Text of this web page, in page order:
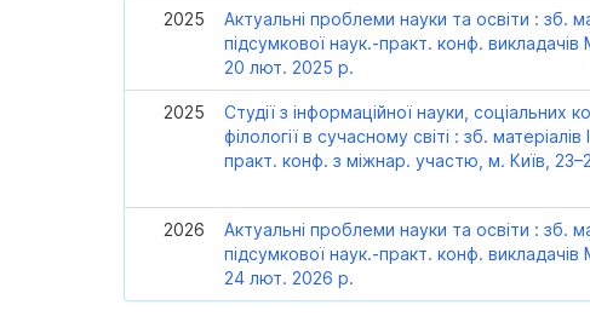
2025
Актуальні проблеми науки та освіти : зб.
підсумкової наук.-практ. конф.
20 лют. 2025 р.
2025
Студії з інформаційної науки, соціальних
філології в сучасному світі : зб.
практ. конф. з міжнар. участю, м. Київ,
2026
Актуальні проблеми науки та освіти : зб.
підсумкової наук.-практ. конф.
24 лют. 2026 р.